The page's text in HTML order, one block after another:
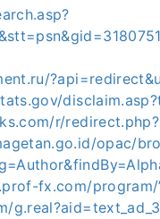
r/
opac/
fx.com/